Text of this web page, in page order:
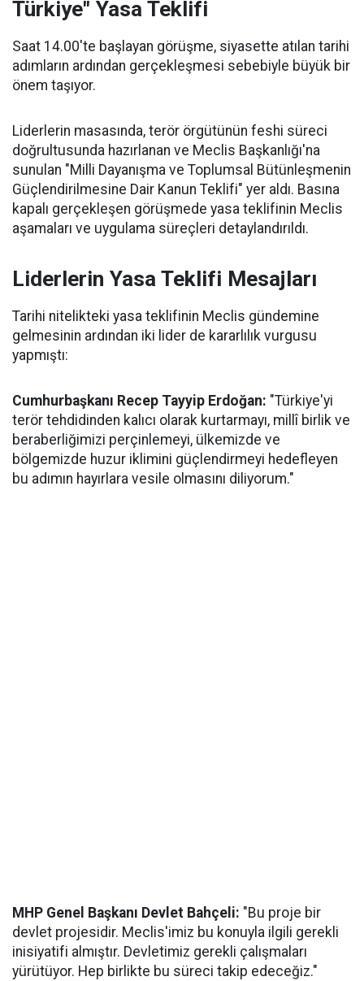
Türkiye" Yasa Teklifi
Saat 14.00'te başlayan görüşme, siyasette atılan tarihi
adımların ardından gerçekleşmesi sebebiyle büyük bir
önem taşıyor.
Liderlerin masasında, terör örgütünün feshi süreci
doğrultusunda hazırlanan ve Meclis Başkanlığı'na
sunulan "Milli Dayanışma ve Toplumsal Bütünleşmenin
Güçlendirilmesine Dair Kanun Teklifi" yer aldı. Basına
kapalı gerçekleşen görüşmede yasa teklifinin Meclis
aşamaları ve uygulama süreçleri detaylandırıldı.
Liderlerin Yasa Teklifi Mesajları
Tarihi nitelikteki yasa teklifinin Meclis gündemine
gelmesinin ardından iki lider de kararlılık vurgusu
yapmıştı:
Cumhurbaşkanı Recep Tayyip Erdoğan: "Türkiye'yi
terör tehdidinden kalıcı olarak kurtarmayı, millî birlik ve
beraberliğimizi perçinlemeyi, ülkemizde ve
bölgemizde huzur iklimini güçlendirmeyi hedefleyen
bu adımın hayırlara vesile olmasını diliyorum."
MHP Genel Başkanı Devlet Bahçeli: "Bu proje bir
devlet projesidir. Meclis'imiz bu konuyla ilgili gerekli
inisiyatifi almıştır. Devletimiz gerekli çalışmaları
yürütüyor. Hep birlikte bu süreci takip edeceğiz."